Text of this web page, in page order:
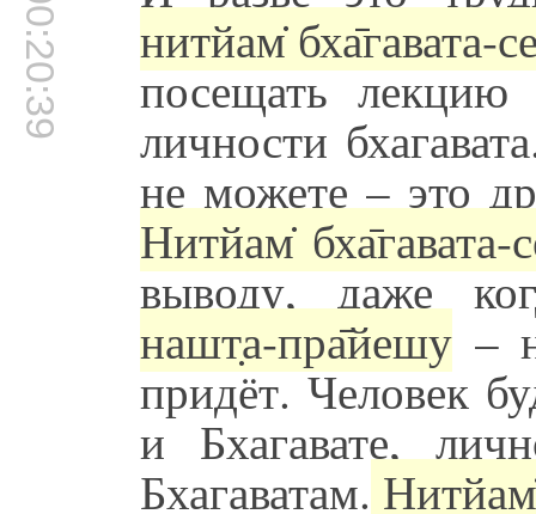
00:20:39 нитйам̇ бха̄гавата-
посещать лекцию
личности
не можете – это
Нитйам̇ бха̄гавата-
выводу, даже
нашт̣а-пра̄йешу–
придёт. Человек
и Бхагавате,
Бхагаватам. Нитйам̇